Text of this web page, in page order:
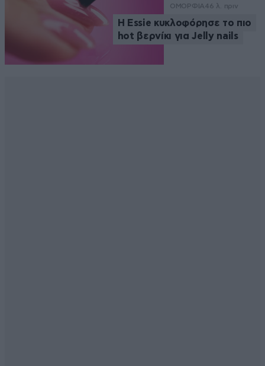
ΟΜΟΡΦΙΑ46 λ. πριν
Η Essie κυκλοφόρησε το πιο
hot βερνίκι για Jelly nails